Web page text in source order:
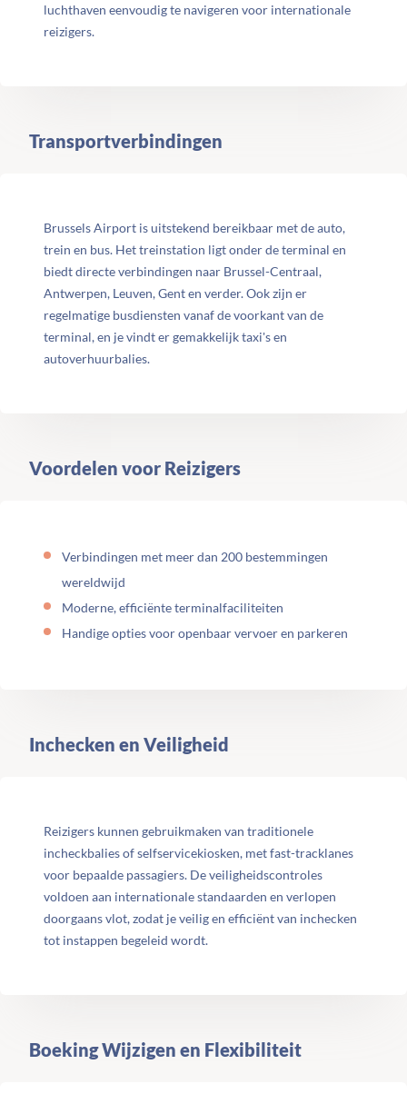
luchthaven eenvoudig te navigeren voor internationale
reizigers.
Transportverbindingen
Brussels Airport is uitstekend bereikbaar met de auto,
trein en bus. Het treinstation ligt onder de terminal en
biedt directe verbindingen naar Brussel-Centraal,
Antwerpen, Leuven, Gent en verder. Ook zijn er
regelmatige busdiensten vanaf de voorkant van de
terminal, en je vindt er gemakkelijk taxi's en
autoverhuurbalies.
Voordelen voor Reizigers
Verbindingen met meer dan 200 bestemmingen
wereldwijd
Moderne, efficiënte terminalfaciliteiten
Handige opties voor openbaar vervoer en parkeren
Inchecken en Veiligheid
Reizigers kunnen gebruikmaken van traditionele
incheckbalies of selfservicekiosken, met fast-tracklanes
voor bepaalde passagiers. De veiligheidscontroles
voldoen aan internationale standaarden en verlopen
doorgaans vlot, zodat je veilig en efficiënt van inchecken
tot instappen begeleid wordt.
Boeking Wijzigen en Flexibiliteit